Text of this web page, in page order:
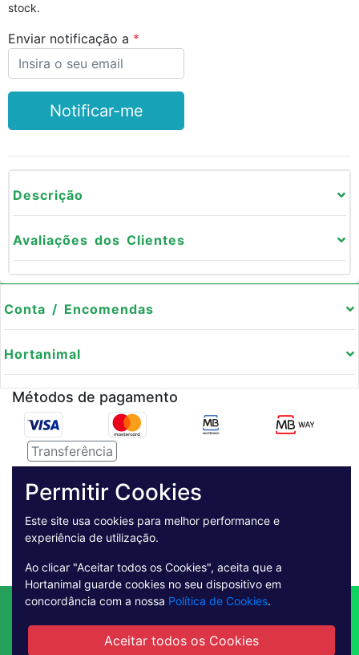
stock.
Enviar notificação a
Notificar-me
Descrição
Avaliações dos Clientes
Conta / Encomendas
Hortanimal
Métodos de pagamento
Transferência
Pagamento Seguro
Contactos Envio
Condições de Venda
Permitir Cookies
Este site usa cookies para melhor performance e
experiência de utilização.
Ao clicar "Aceitar todos os Cookies", aceita que a
Hortanimal guarde cookies no seu dispositivo em
concordância com a nossa Política de Cookies.
Aceitar todos os Cookies